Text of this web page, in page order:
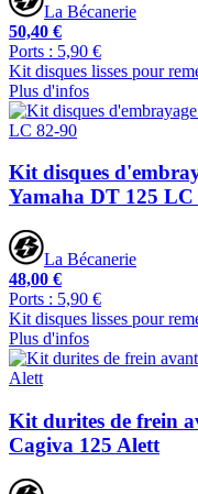
La Bécanerie
50,40 €
Ports : 5,90 €
Kit disques lisses pour
Plus d'infos
Kit disques
Yamaha DT 125 LC
La Bécanerie
48,00 €
Ports : 5,90 €
Kit disques lisses pour
Plus d'infos
Kit durites de frein
Cagiva 125 Alett